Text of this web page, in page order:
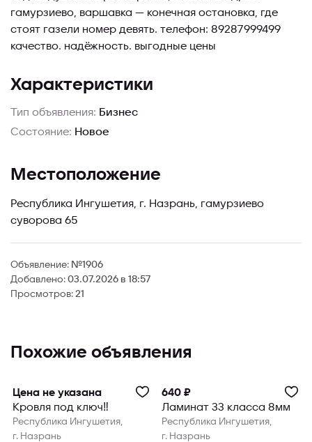
гамурзиево, варшавка — конечная остановка, где
стоят газели номер девять. телефон: 89287999499
качество. надёжность. выгодные цены
Характеристики
Тип объявления: Бизнес
Состояние: Новое
Местоположение
Республика Ингушетия, г. Назрань, гамурзиево
суворова 65
Объявление: №1906
Добавлено: 03.07.2026 в 18:57
Просмотров: 21
Похожие объявления
Цена не указана
Кровля под ключ‼️
Республика Ингушетия,
г. Назрань
640 ₽
Ламинат 33 класса 8мм
Республика Ингушетия,
г. Назрань